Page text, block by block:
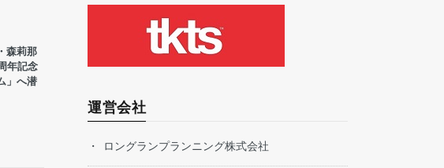
森莉那
年記念
」へ潜
運営会社
ロングランプランニング株式会社